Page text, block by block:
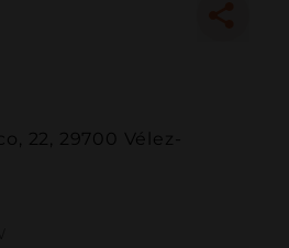
22, 29700 Vélez-